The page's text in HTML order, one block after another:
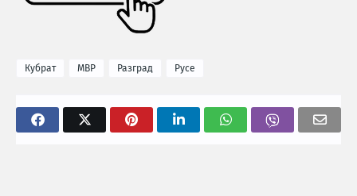
Кубрат МВР Разград Русе